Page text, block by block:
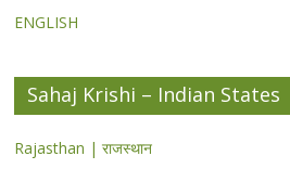
ENGLISH
Sahaj Krishi – Indian States
Rajasthan | राजस्थान